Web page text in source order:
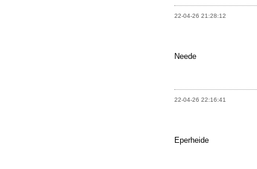
22-04-26 21:28:12
Neede
22-04-26 22:16:41
Eperheide